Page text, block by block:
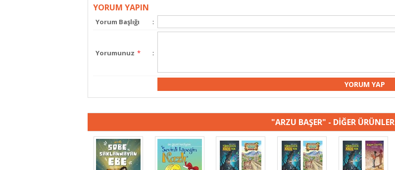
YORUM YAPIN
Yorum Başlığı :
Yorumunuz * :
"ARZU BAŞER" - DİĞER ÜRÜNLER